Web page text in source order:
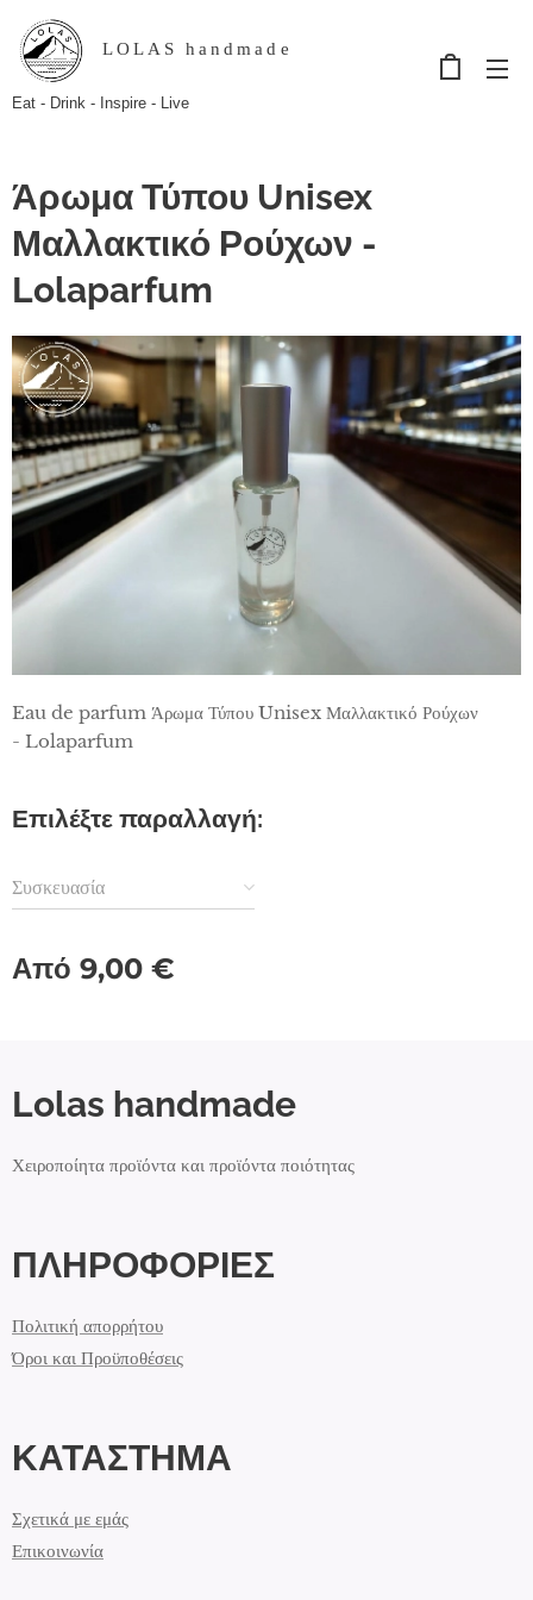
LOLAS handmade
Eat - Drink - Inspire - Live
Άρωμα Τύπου Unisex
Μαλλακτικό Ρούχων -
Lolaparfum
Eau de parfum Άρωμα Τύπου Unisex Μαλλακτικό Ρούχων
- Lolaparfum
Επιλέξτε παραλλαγή:
Συσκευασία
Από 9,00 €
Lolas handmade
Χειροποίητα προϊόντα και προϊόντα ποιότητας
ΠΛΗΡΟΦΟΡΙΕΣ
Πολιτική απορρήτου
Όροι και Προϋποθέσεις
ΚΑΤΑΣΤΗΜΑ
Σχετικά με εμάς
Επικοινωνία